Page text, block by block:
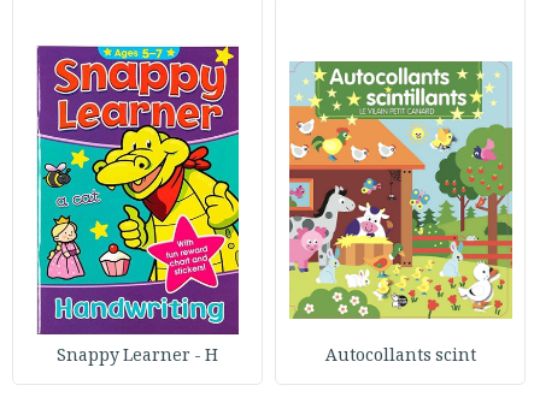
Autocollants scint
Snappy Learner - H